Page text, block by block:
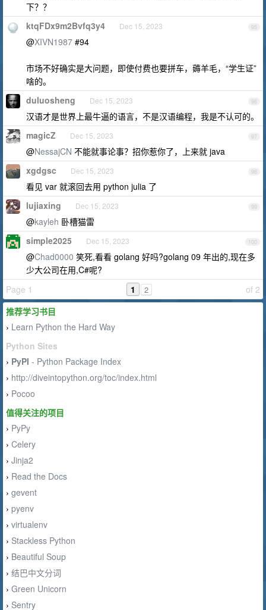
下？？
95
ktqFDx9m2Bvfq3y4 Dec 15, 2023
@XIVN1987 #94
市场不好确实是大问题，即使付费也要拼车，薅羊毛，“学生证”
啥的。
96
duluosheng Dec 15, 2023
汉语才是世界上最牛逼的语言，不是汉语编程，我是不认可的。
97
magicZ Dec 15, 2023
@NessajCN 不能就事论事？招你惹你了，上来就 java
98
xgdgsc Dec 15, 2023
看见 var 就滚回去用 python julia 了
99
lujiaxing Dec 15, 2023
@kayleh 卧槽猫雷
100
simple2025 Dec 15, 2023
@Chad0000 笑死,看看 golang 好吗?golang 09 年出的,现在多
少大公司在用,C#呢?
Page 1
of 2
1 2
推荐学习书目
› Learn Python the Hard Way
Python Sites
› PyPI - Python Package Index
› http://diveintopython.org/toc/index.html
› Pocoo
值得关注的项目
› PyPy
› Celery
› Jinja2
› Read the Docs
› gevent
› pyenv
› virtualenv
› Stackless Python
› Beautiful Soup
› 结巴中文分词
› Green Unicorn
› Sentry